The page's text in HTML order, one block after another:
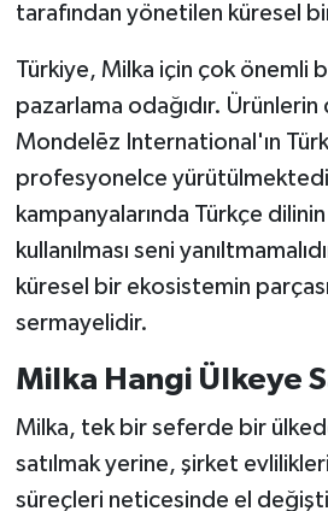
tarafından yönetilen küresel
Türkiye, Milka için çok önemli
pazarlama odağıdır. Ürünlerin
Mondelēz International'ın
profesyonelce
kampanyalarında Türkçe
kullanılması seni
küresel bir ekosistemin
sermayelidir.
Milka Hangi Ülkeye
Milka, tek bir seferde bir
satılmak yerine, şirket
süreçleri neticesinde el